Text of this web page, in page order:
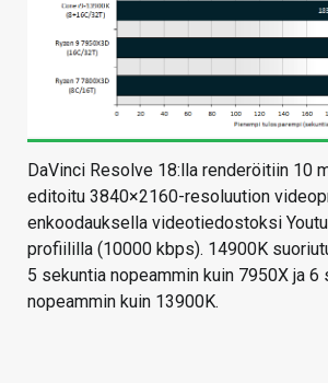
DaVinci Resolve 18:lla renderöitiin 10
editoitu 3840×2160-resoluution
enkoodauksella videotiedostoksi
profiililla (10000 kbps). 14900K
5 sekuntia nopeammin kuin 7950X ja 6
nopeammin kuin 13900K.